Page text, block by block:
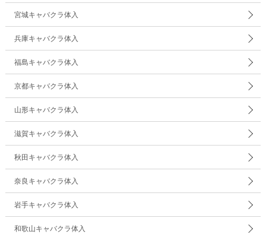
宮城キャバクラ体入
兵庫キャバクラ体入
福島キャバクラ体入
京都キャバクラ体入
山形キャバクラ体入
滋賀キャバクラ体入
秋田キャバクラ体入
奈良キャバクラ体入
岩手キャバクラ体入
和歌山キャバクラ体入